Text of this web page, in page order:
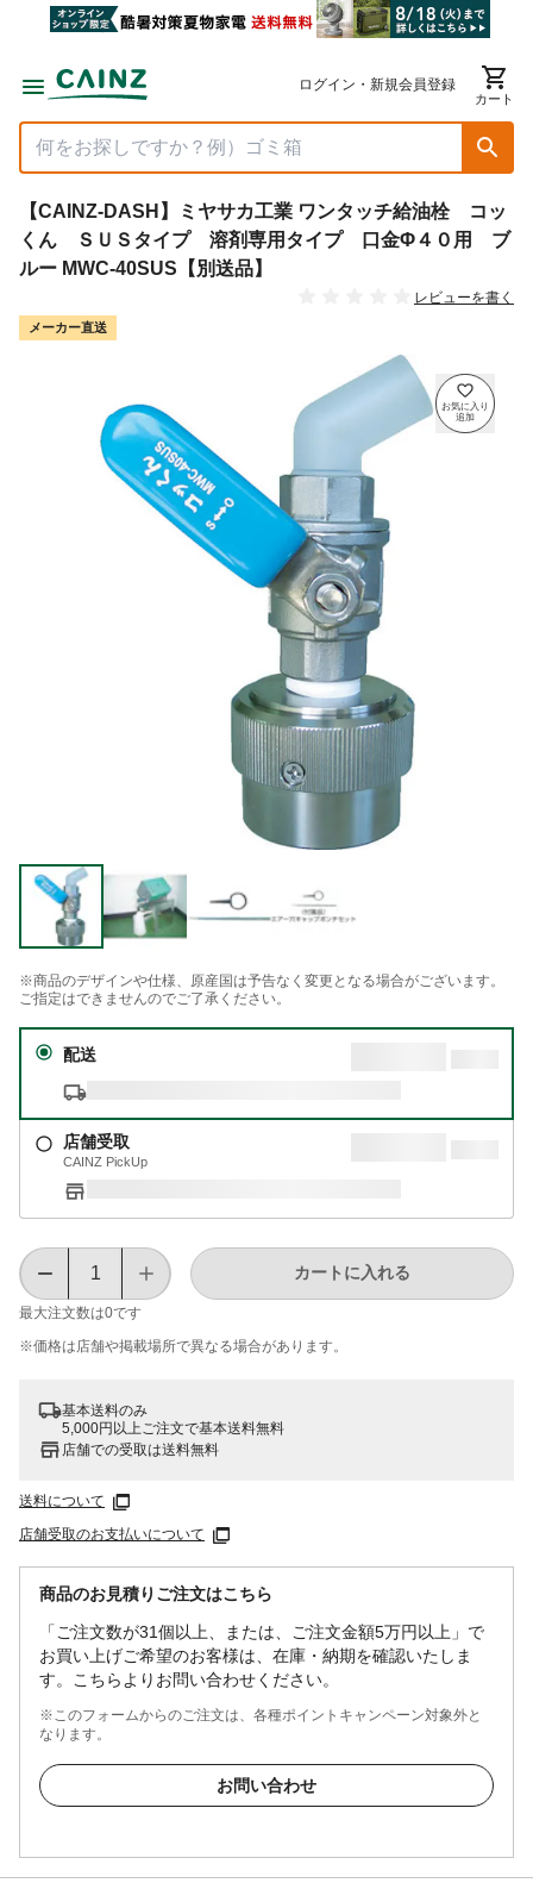
ログイン・新規会員登録
カート
【CAINZ-DASH】ミヤサカ工業 ワンタッチ給油栓 コッ
くん ＳＵＳタイプ 溶剤専用タイプ 口金Φ４０用 ブ
ルー MWC-40SUS【別送品】
レビューを書く
メーカー直送
※商品のデザインや仕様、原産国は予告なく変更となる場合がございます。
ご指定はできませんのでご了承ください。
配送
店舗受取
CAINZ PickUp
最大注文数は0です
カートに入れる
※価格は​店舗や​掲載場所で​異なる​場合が​あります。
基本送料のみ
5,000円以上ご注文で基本送料無料
店舗での受取は送料無料
送料について
店舗受取のお支払いについて
商品のお見積りご注文はこちら
「ご注文数が31個以上、または、ご注文金額5万円以上」で
お買い上げご希望のお客様は、在庫・納期を確認いたしま
す。こちらよりお問い合わせください。
※このフォームからのご注文は、各種ポイントキャンペーン対象外と
なります。
お問い合わせ